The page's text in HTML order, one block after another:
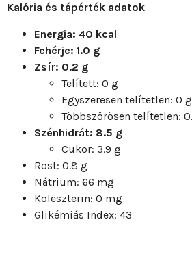
Kalória és tápérték adatok
Energia: 40 kcal
Fehérje: 1.0 g
Zsír: 0.2 g
Telített: 0 g
Egyszeresen telítetlen: 0 g
Többszörösen telítetlen:
Szénhidrát: 8.5 g
Cukor: 3.9 g
Rost: 0.8 g
Nátrium: 66 mg
Koleszterin: 0 mg
Glikémiás Index: 43